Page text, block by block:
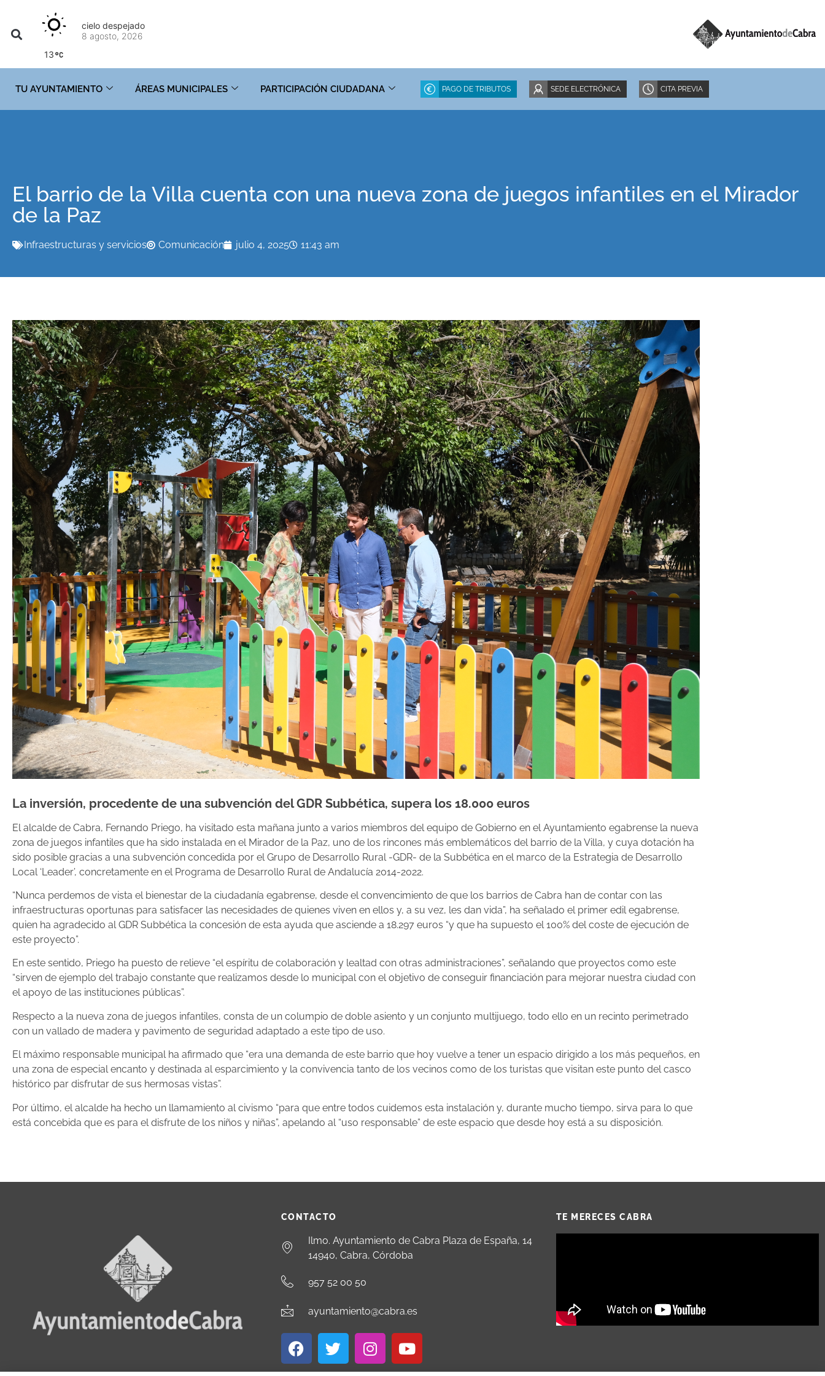
13
cielo despejado
8 agosto, 2026
TU AYUNTAMIENTO ÁREAS MUNICIPALES PARTICIPACIÓN CIUDADANA PAGO DE TRIBUTOS SEDE ELECTRÓNICA CITA PREVIA
El barrio de la Villa cuenta con una nueva zona de juegos infantiles en el Mirador
de la Paz
Infraestructuras y servicios Comunicación julio 4, 2025 11:43 am
La inversión, procedente de una subvención del GDR Subbética, supera los 18.000 euros
El alcalde de Cabra, Fernando Priego, ha visitado esta mañana junto a varios miembros del equipo de Gobierno en el Ayuntamiento egabrense la nueva
zona de juegos infantiles que ha sido instalada en el Mirador de la Paz, uno de los rincones más emblemáticos del barrio de la Villa, y cuya dotación ha
sido posible gracias a una subvención concedida por el Grupo de Desarrollo Rural -GDR- de la Subbética en el marco de la Estrategia de Desarrollo
Local ‘Leader’, concretamente en el Programa de Desarrollo Rural de Andalucía 2014-2022.
“Nunca perdemos de vista el bienestar de la ciudadanía egabrense, desde el convencimiento de que los barrios de Cabra han de contar con las
infraestructuras oportunas para satisfacer las necesidades de quienes viven en ellos y, a su vez, les dan vida”, ha señalado el primer edil egabrense,
quien ha agradecido al GDR Subbética la concesión de esta ayuda que asciende a 18.297 euros “y que ha supuesto el 100% del coste de ejecución de
este proyecto”.
En este sentido, Priego ha puesto de relieve “el espíritu de colaboración y lealtad con otras administraciones”, señalando que proyectos como este
“sirven de ejemplo del trabajo constante que realizamos desde lo municipal con el objetivo de conseguir financiación para mejorar nuestra ciudad con
el apoyo de las instituciones públicas”.
Respecto a la nueva zona de juegos infantiles, consta de un columpio de doble asiento y un conjunto multijuego, todo ello en un recinto perimetrado
con un vallado de madera y pavimento de seguridad adaptado a este tipo de uso.
El máximo responsable municipal ha afirmado que “era una demanda de este barrio que hoy vuelve a tener un espacio dirigido a los más pequeños, en
una zona de especial encanto y destinada al esparcimiento y la convivencia tanto de los vecinos como de los turistas que visitan este punto del casco
histórico par disfrutar de sus hermosas vistas”.
Por último, el alcalde ha hecho un llamamiento al civismo “para que entre todos cuidemos esta instalación y, durante mucho tiempo, sirva para lo que
está concebida que es para el disfrute de los niños y niñas”, apelando al “uso responsable” de este espacio que desde hoy está a su disposición.
CONTACTO
Ilmo. Ayuntamiento de Cabra Plaza de España, 14
14940, Cabra, Córdoba
957 52 00 50
ayuntamiento@cabra.es
TE MERECES CABRA